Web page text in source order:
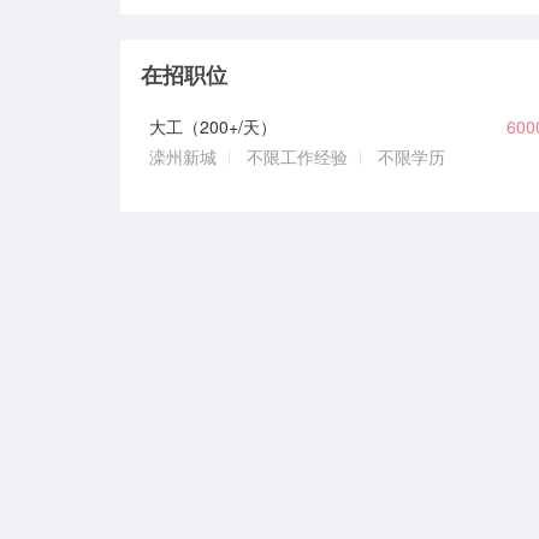
在招职位
大工（200+/天）
滦州新城
不限工作经验 不限学历